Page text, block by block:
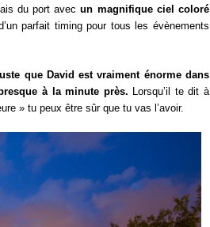
du port avecun magnifique ciel coloré
parfait timing pour tous les évènements
que David est vraiment énorme dans
à la minute près. Lorsqu’il te dit à
» tu peux être sûr que tu vas l’avoir.